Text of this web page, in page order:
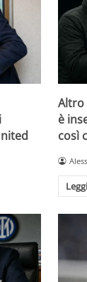
Altro
è
così